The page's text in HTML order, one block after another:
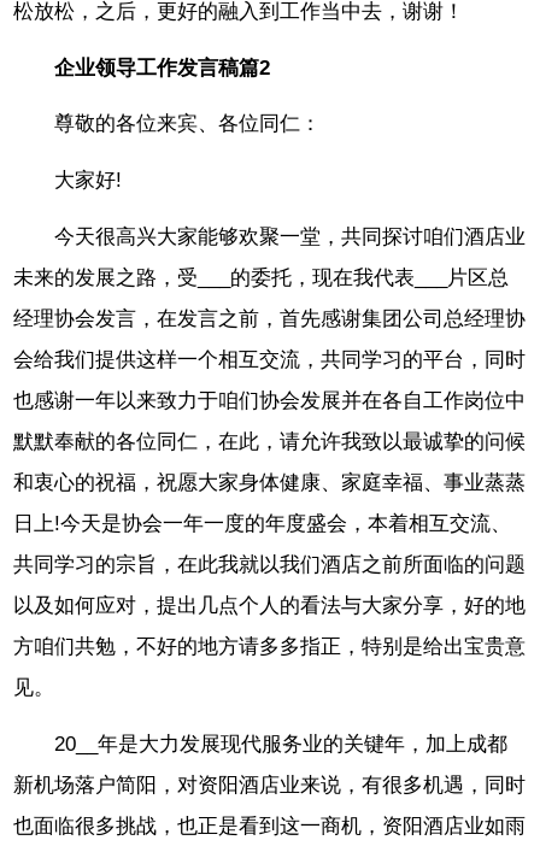
松放松，之后，更好的融入到工作当中去，谢谢！
企业领导工作发言稿篇2
尊敬的各位来宾、各位同仁：
大家好!
今天很高兴大家能够欢聚一堂，共同探讨咱们酒店业
未来的发展之路，受___的委托，现在我代表___片区总
经理协会发言，在发言之前，首先感谢集团公司总经理协
会给我们提供这样一个相互交流，共同学习的平台，同时
也感谢一年以来致力于咱们协会发展并在各自工作岗位中
默默奉献的各位同仁，在此，请允许我致以最诚挚的问候
和衷心的祝福，祝愿大家身体健康、家庭幸福、事业蒸蒸
日上!今天是协会一年一度的年度盛会，本着相互交流、
共同学习的宗旨，在此我就以我们酒店之前所面临的问题
以及如何应对，提出几点个人的看法与大家分享，好的地
方咱们共勉，不好的地方请多多指正，特别是给出宝贵意
见。
20__年是大力发展现代服务业的关键年，加上成都
新机场落户简阳，对资阳酒店业来说，有很多机遇，同时
也面临很多挑战，也正是看到这一商机，资阳酒店业如雨